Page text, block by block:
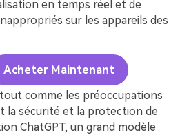
en temps réel et de
sur les appareils des
Acheter Maintenant
comme les préoccupations
la sécurité et la protection de
ChatGPT, un grand modèle